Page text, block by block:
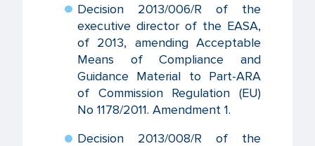
Decision 2013/006/R of the
executive director of the EASA,
of 2013, amending Acceptable
Means of Compliance and
Guidance Material to Part-ARA
of Commission Regulation (EU)
No 1178/2011. Amendment 1.
Decision 2013/008/R of the